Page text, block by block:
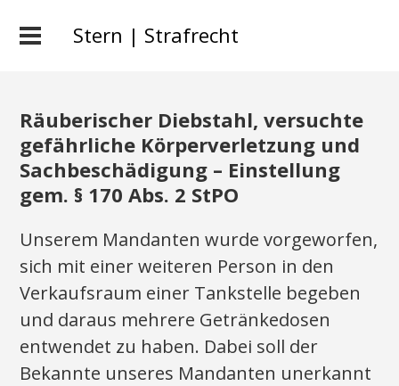
Stern | Strafrecht
Räuberischer Diebstahl, versuchte
gefährliche Körperverletzung und
Sachbeschädigung – Einstellung
gem. § 170 Abs. 2 StPO
Unserem Mandanten wurde vorgeworfen,
sich mit einer weiteren Person in den
Verkaufsraum einer Tankstelle begeben
und daraus mehrere Getränkedosen
entwendet zu haben. Dabei soll der
Bekannte unseres Mandanten unerkannt